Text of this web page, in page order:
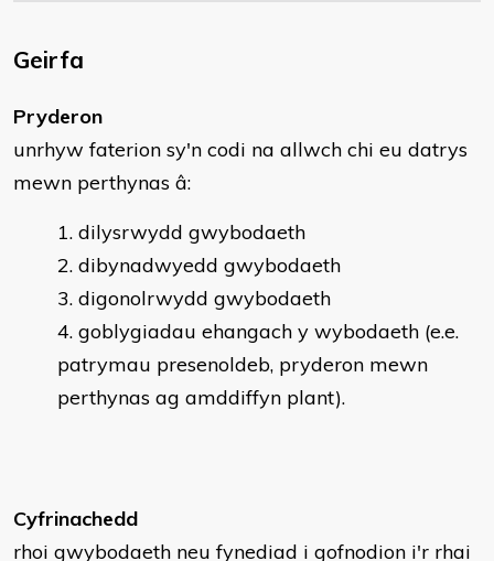
Geirfa
Pryderon
unrhyw faterion sy'n codi na allwch chi eu datrys
mewn perthynas â:
dilysrwydd gwybodaeth
dibynadwyedd gwybodaeth
digonolrwydd gwybodaeth
goblygiadau ehangach y wybodaeth (e.e.
patrymau presenoldeb, pryderon mewn
perthynas ag amddiffyn plant).
Cyfrinachedd
rhoi gwybodaeth neu fynediad i gofnodion i'r rhai